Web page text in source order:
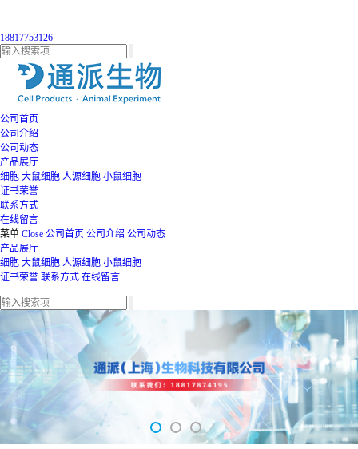
18817753126
公司首页
公司介绍
公司动态
产品展厅
细胞 大鼠细胞 人源细胞 小鼠细胞
证书荣誉
联系方式
在线留言
菜单 Close 公司首页 公司介绍 公司动态
产品展厅
细胞 大鼠细胞 人源细胞 小鼠细胞
证书荣誉 联系方式 在线留言